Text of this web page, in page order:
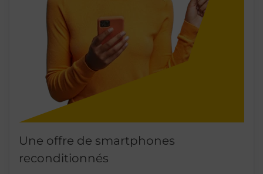
Une offre de smartphones
reconditionnés